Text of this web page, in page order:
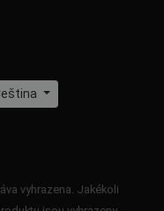
vyhrazena. Jakékoli